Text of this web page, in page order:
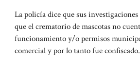
La policía dice que sus
que el crematorio de mascotas no
funcionamiento y/o permisos
comercial y por lo tanto fue confiscado.